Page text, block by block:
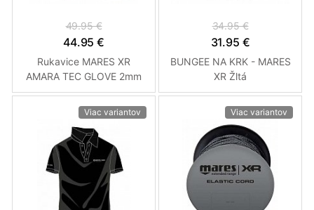
49.95 €
44.95 €
Rukavice MARES XR
AMARA TEC GLOVE 2mm
XL
34.95 €
31.95 €
BUNGEE NA KRK - MARES
XR Žltá
Viac variantov Viac variantov